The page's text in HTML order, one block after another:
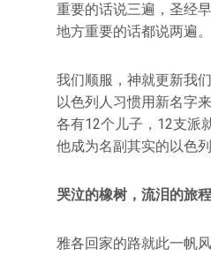
重要的话说三遍，圣经
地方重要的话都说两遍。
我们顺服，神就更新我
以色列人习惯用新名字
各有12个儿子，12支派
他成为名副其实的以色列
哭泣的橡树，流泪的旅程
雅各回家的路就此一帆